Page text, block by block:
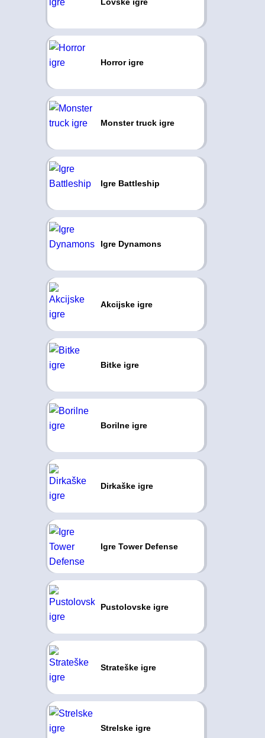
Horror igre
Monster truck igre
Igre Battleship
Igre Dynamons
Akcijske igre
Bitke igre
Borilne igre
Dirkaške igre
Igre Tower Defense
Pustolovske igre
Strateške igre
Strelske igre